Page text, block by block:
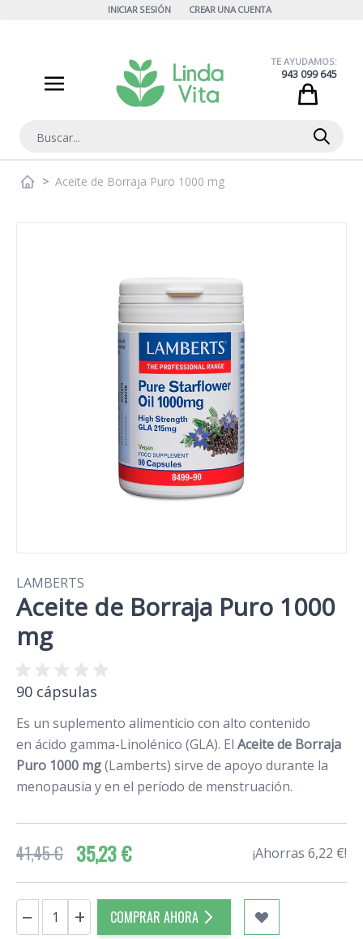
INICIAR SESIÓN CREAR UNA CUENTA
Buscar
TE AYUDAMOS:
943 099 645
> Aceite de Borraja Puro 1000 mg
LAMBERTS
Aceite de Borraja Puro 1000
mg
90 cápsulas
Es un suplemento alimenticio con alto contenido
en ácido gamma-Linolénico (GLA). El Aceite de Borraja
Puro 1000 mg(Lamberts) sirve de apoyo durante la
menopausia y en el período de menstruación.
41,45 € 35,23 € ¡Ahorras 6,22 €!
Cantidad
− + COMPRAR AHORA